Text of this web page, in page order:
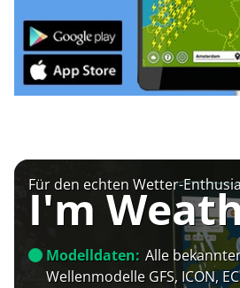
Für den echten Wetter-
I'm
Modelldaten: Alle
Wellenmodelle GFS, ICON,